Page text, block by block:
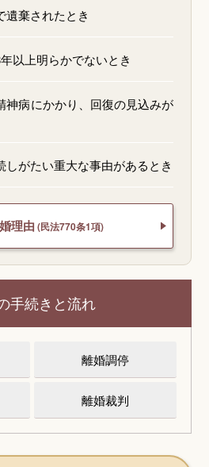
遺棄されたとき
以上明らかでないとき
神病にかかり、回復の見込みが
しがたい重大な事由があるとき
理由 (民法770条1項)
手続きと流れ
離婚調停
離婚裁判